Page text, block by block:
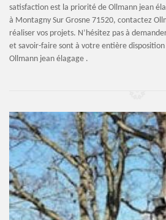
satisfaction est la priorité de Ollmann jean
à Montagny Sur Grosne 71520, contactez
réaliser vos projets. N’hésitez pas à
et savoir-faire sont à votre entière
Ollmann jean élagage .